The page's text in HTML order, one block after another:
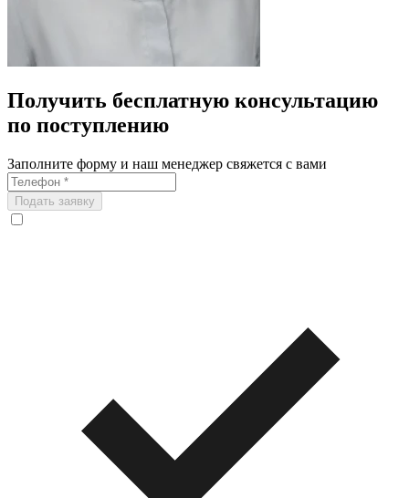
Получить бесплатную консультацию
по поступлению
Заполните форму и наш менеджер свяжется с вами
Подать заявку